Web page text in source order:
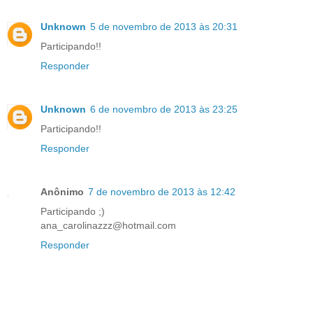
Unknown 5 de novembro de 2013 às 20:31
Participando!!
Responder
Unknown 6 de novembro de 2013 às 23:25
Participando!!
Responder
Anônimo 7 de novembro de 2013 às 12:42
Participando ;)
ana_carolinazzz@hotmail.com
Responder